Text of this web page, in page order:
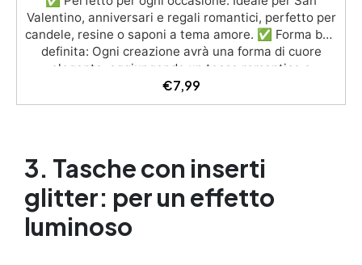
Valentino, anniversari e regali romantici, perfetto per
candele, resine o saponi a tema amore. ✅ Forma ben
definita: Ogni creazione avrà una forma di cuore
elegante, aggiungendo un tocco romantico e
raffinato. ✅ Riutilizzabile e facile da pulire:
Realizzato per garantire un uso duraturo e risultati
progettato per essere intuitivo, garantendo risultati
professionali direttamente a casa tua.
€7,99
3. Tasche con inserti
glitter: per un effetto
luminoso